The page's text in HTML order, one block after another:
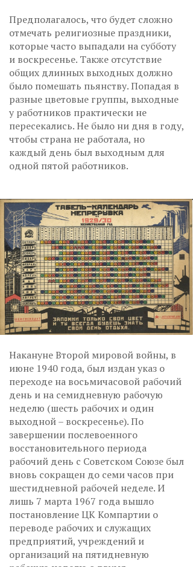
Предполагалось, что будет сложно
отмечать религиозные праздники,
которые часто выпадали на субботу
и воскресенье. Также отсутствие
общих длинных выходных должно
было помешать пьянству. Попадая в
разные цветовые группы, выходные
у работников практически не
пересекались. Не было ни дня в году,
чтобы страна не работала, но
каждый день был выходным для
одной пятой работников.
Накануне Второй мировой войны, в
июне 1940 года, был издан указ о
переходе на восьмичасовой рабочий
день и на семидневную рабочую
неделю (шесть рабочих и один
выходной – воскресенье). По
завершении послевоенного
восстановительного периода
рабочий день с Советском Союзе был
вновь сокращен до семи часов при
шестидневной рабочей неделе. И
лишь 7 марта 1967 года вышло
постановление ЦК Компартии о
переводе рабочих и служащих
предприятий, учреждений и
организаций на пятидневную